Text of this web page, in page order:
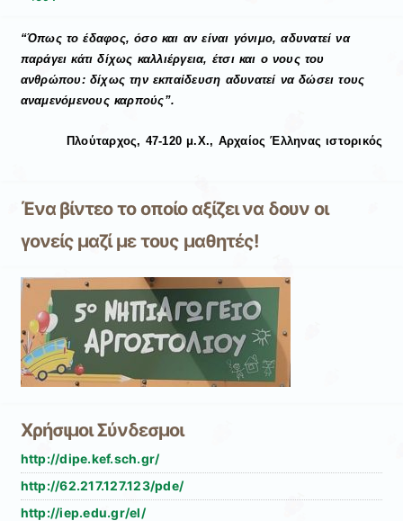
“Όπως το έδαφος, όσο και αν είναι γόνιμο, αδυνατεί να
παράγει κάτι δίχως καλλιέργεια, έτσι και ο νους του
ανθρώπου: δίχως την εκπαίδευση αδυνατεί να δώσει τους
αναμενόμενους καρπούς”.
Πλούταρχος, 47-120 μ.Χ., Αρχαίος Έλληνας ιστορικός
Ένα βίντεο το οποίο αξίζει να δουν οι
γονείς μαζί με τους μαθητές!
Χρήσιμοι Σύνδεσμοι
http://dipe.kef.sch.gr/
http://62.217.127.123/pde/
http://iep.edu.gr/el/